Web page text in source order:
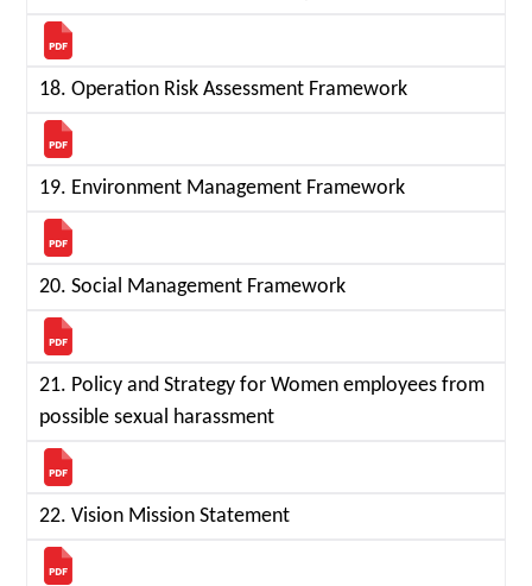
18. Operation Risk Assessment Framework
19. Environment Management Framework
20. Social Management Framework
21. Policy and Strategy for Women employees from
possible sexual harassment
22. Vision Mission Statement